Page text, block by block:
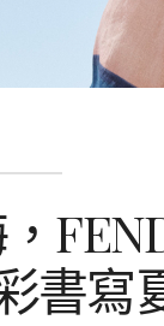
書寫